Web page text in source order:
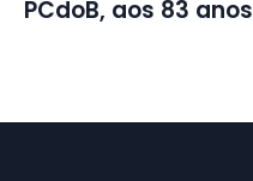
PCdoB, aos 83 anos